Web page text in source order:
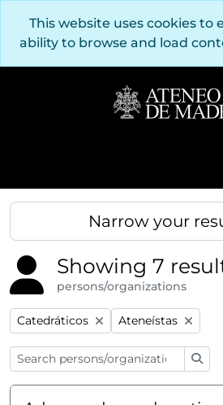
This website uses cookies to
ability to browse and load
Narrow your
Showing 7
persons/organizations
Remove filter:
Catedráticos Remove filter:
Ateneístas